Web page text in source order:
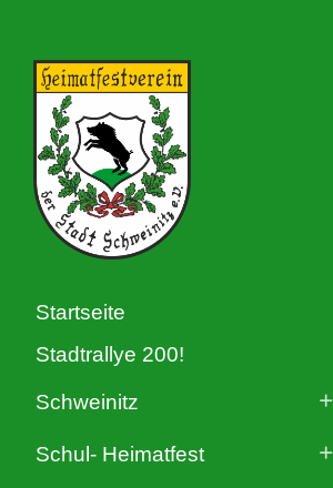
Startseite
Stadtrallye 200!
Schweinitz
Schul- Heimatfest